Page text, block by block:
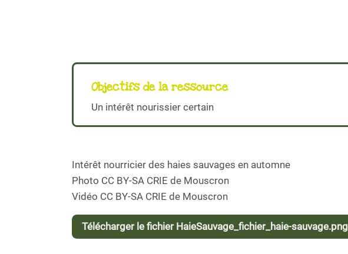
Objectifs de la ressource
Un intérêt nourissier certain
Intérêt nourricier des haies sauvages en automne
Photo CC BY-SA CRIE de Mouscron
Vidéo CC BY-SA CRIE de Mouscron
Télécharger le fichier HaieSauvage_fichier_haie-sauvage.png